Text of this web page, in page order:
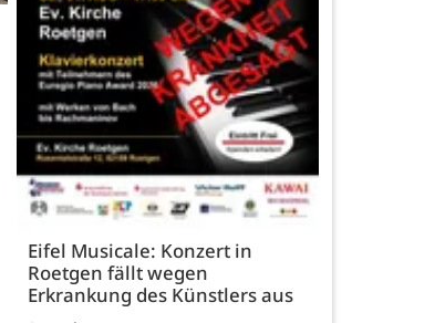
Eifel Musicale: Konzert in
Roetgen fällt wegen
Erkrankung des Künstlers aus